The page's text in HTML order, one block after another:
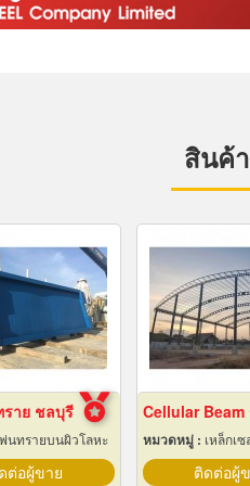
สินค้
าย ชลบุรี
พ่นทรายบนผิวโลหะ
ต่อผู้ขาย
หมวดหมู่ : เหล็กเ
ติดต่อผู้